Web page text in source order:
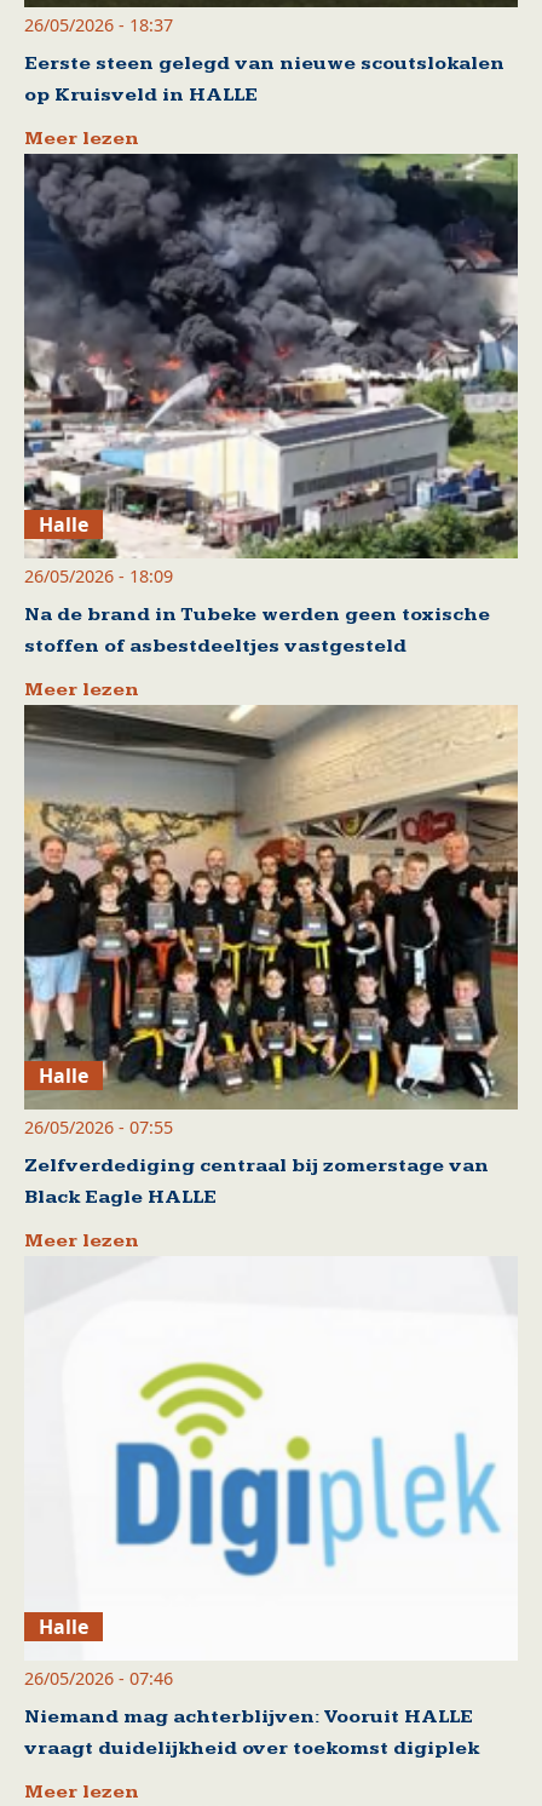
26/05/2026 - 18:37
Eerste steen gelegd van nieuwe scoutslokalen
op Kruisveld in HALLE
Meer lezen
Halle
26/05/2026 - 18:09
Na de brand in Tubeke werden geen toxische
stoffen of asbestdeeltjes vastgesteld
Meer lezen
Halle
26/05/2026 - 07:55
Zelfverdediging centraal bij zomerstage van
Black Eagle HALLE
Meer lezen
Halle
26/05/2026 - 07:46
Niemand mag achterblijven: Vooruit HALLE
vraagt duidelijkheid over toekomst digiplek
Meer lezen